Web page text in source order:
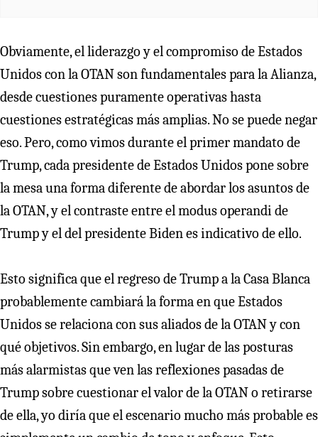
Obviamente, el liderazgo y el compromiso de Estados
Unidos con la OTAN son fundamentales para la Alianza,
desde cuestiones puramente operativas hasta
cuestiones estratégicas más amplias. No se puede negar
eso. Pero, como vimos durante el primer mandato de
Trump, cada presidente de Estados Unidos pone sobre
la mesa una forma diferente de abordar los asuntos de
la OTAN, y el contraste entre el modus operandi de
Trump y el del presidente Biden es indicativo de ello.
Esto significa que el regreso de Trump a la Casa Blanca
probablemente cambiará la forma en que Estados
Unidos se relaciona con sus aliados de la OTAN y con
qué objetivos. Sin embargo, en lugar de las posturas
más alarmistas que ven las reflexiones pasadas de
Trump sobre cuestionar el valor de la OTAN o retirarse
de ella, yo diría que el escenario mucho más probable es